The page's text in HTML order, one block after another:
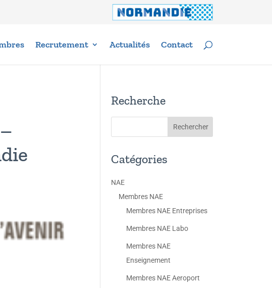
Recrutement Actualités Contact
Recherche
Catégories
NAE
Membres NAE
Membres NAE Entreprises
Membres NAE Labo
Membres NAE
Enseignement
Membres NAE Aeroport